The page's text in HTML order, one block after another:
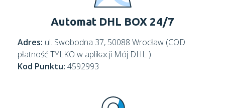
Automat DHL BOX 24/7
Adres: ul. Swobodna 37, 50088 Wrocław (COD
płatność TYLKO w aplikacji Mój DHL )
Kod Punktu: 4592993